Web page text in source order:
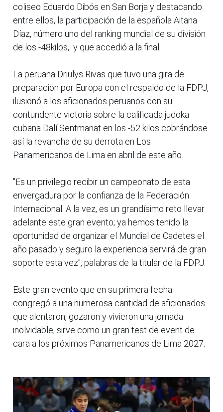
coliseo Eduardo Dibós en San Borja y destacando
entre ellos, la participación de la española Aitana
Díaz, número uno del ranking mundial de su división
de los -48kilos, y que accedió a la final.
La peruana Driulys Rivas que tuvo una gira de
preparación por Europa con el respaldo de la FDPJ,
ilusionó a los aficionados peruanos con su
contundente victoria sobre la calificada judoka
cubana Dalí Sentmanat en los -52 kilos cobrándose
así la revancha de su derrota en Los
Panamericanos de Lima en abril de este año.
"Es un privilegio recibir un campeonato de esta
envergadura por la confianza de la Federación
Internacional. A la vez, es un grandísimo reto llevar
adelante este gran evento; ya hemos tenido la
oportunidad de organizar el Mundial de Cadetes el
año pasado y seguro la experiencia servirá de gran
soporte esta vez", palabras de la titular de la FDPJ.
Este gran evento que en su primera fecha
congregó a una numerosa cantidad de aficionados
que alentaron, gozaron y vivieron una jornada
inolvidable, sirve como un gran test de event de
cara a los próximos Panamericanos de Lima 2027.